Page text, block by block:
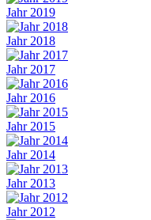
Jahr 2019
Jahr 2018
Jahr 2017
Jahr 2016
Jahr 2015
Jahr 2014
Jahr 2013
Jahr 2012